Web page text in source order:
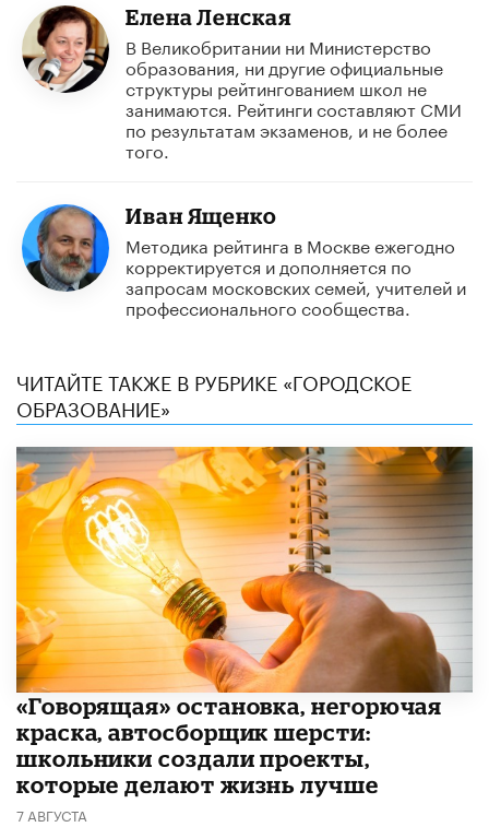
Елена Ленская
В Великобритании ни Министерство
образования, ни другие официальные
структуры рейтингованием школ не
занимаются. Рейтинги составляют СМИ
по результатам экзаменов, и не более
того.
Иван Ященко
Методика рейтинга в Москве ежегодно
корректируется и дополняется по
запросам московских семей, учителей и
профессионального сообщества.
ЧИТАЙТЕ ТАКЖЕ В РУБРИКЕ «ГОРОДСКОЕ
ОБРАЗОВАНИЕ»
​«Говорящая» остановка, негорючая
краска, автосборщик шерсти:
школьники создали проекты,
которые делают жизнь лучше
7 АВГУСТА